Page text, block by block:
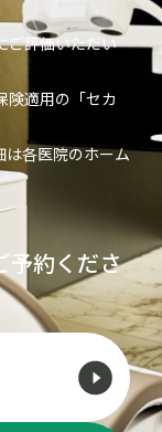
ご評価いただい
険適用の「セカ
各医院のホーム
予約くださ